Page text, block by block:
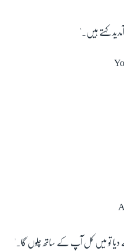
کہتے ہیں۔'
تو میں کل آپ کے ساتھ چلوں گا۔'